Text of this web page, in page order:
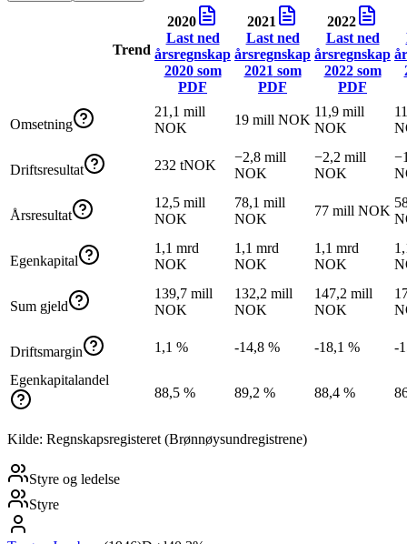
Trend
2020
Last ned
årsregnskap
2020som
PDF
2021
Last ned
årsregnskap
2021 som
PDF
2022
Last ned
årsregnskap
2022som
PDF
Omsetning
21,1 mill
NOK
19 mill NOK
11,9 mill
NOK
Driftsresultat 232 tNOK
−2,8 mill
NOK
−2,2 mill
NOK
Årsresultat
12,5 mill
NOK
78,1 mill
NOK
77 mill NOK
Egenkapital
1,1 mrd
NOK
1,1 mrd
NOK
1,1 mrd
NOK
Sum gjeld
139,7 mill
NOK
132,2 mill
NOK
147,2 mill
NOK
Driftsmargin 1,1 % -14,8 % -18,1 % -
Egenkapitalandel
88,5 %
89,2 % 88,4 %
Kilde: Regnskapsregisteret (Brønnøysundregistrene)
Styre og ledelse
Styre